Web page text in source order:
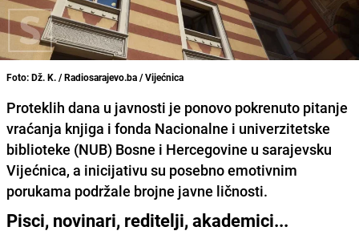
Foto: Dž. K. / Radiosarajevo.ba / Vijećnica
Proteklih dana u javnosti je ponovo pokrenuto pitanje
vraćanja knjiga i fonda Nacionalne i univerzitetske
biblioteke (NUB) Bosne i Hercegovine u sarajevsku
Vijećnica, a inicijativu su posebno emotivnim
porukama podržale brojne javne ličnosti.
Pisci, novinari, reditelji, akademici...